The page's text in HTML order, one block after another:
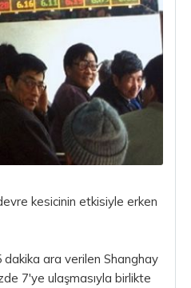
kesicinin etkisiyle erken
dakika ara verilen Shanghay
7'ye ulaşmasıyla birlikte